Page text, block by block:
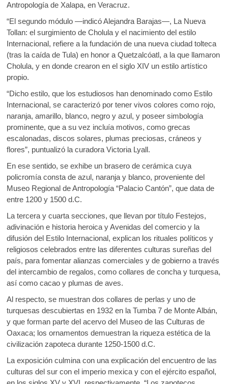
Antropología de Xalapa, en Veracruz.
“El segundo módulo —indicó Alejandra Barajas—, La Nueva
Tollan: el surgimiento de Cholula y el nacimiento del estilo
Internacional, refiere a la fundación de una nueva ciudad tolteca
(tras la caída de Tula) en honor a Quetzalcóatl, a la que llamaron
Cholula, y en donde crearon en el siglo XIV un estilo artístico
propio.
“Dicho estilo, que los estudiosos han denominado como Estilo
Internacional, se caracterizó por tener vivos colores como rojo,
naranja, amarillo, blanco, negro y azul, y poseer simbología
prominente, que a su vez incluía motivos, como grecas
escalonadas, discos solares, plumas preciosas, cráneos y
flores”, puntualizó la curadora Victoria Lyall.
En ese sentido, se exhibe un brasero de cerámica cuya
policromía consta de azul, naranja y blanco, proveniente del
Museo Regional de Antropología “Palacio Cantón”, que data de
entre 1200 y 1500 d.C.
La tercera y cuarta secciones, que llevan por título Festejos,
adivinación e historia heroica y Avenidas del comercio y la
difusión del Estilo Internacional, explican los rituales políticos y
religiosos celebrados entre las diferentes culturas sureñas del
país, para fomentar alianzas comerciales y de gobierno a través
del intercambio de regalos, como collares de concha y turquesa,
así como cacao y plumas de aves.
Al respecto, se muestran dos collares de perlas y uno de
turquesas descubiertas en 1932 en la Tumba 7 de Monte Albán,
y que forman parte del acervo del Museo de las Culturas de
Oaxaca; los ornamentos demuestran la riqueza estética de la
civilización zapoteca durante 1250-1500 d.C.
La exposición culmina con una explicación del encuentro de las
culturas del sur con el imperio mexica y con el ejército español,